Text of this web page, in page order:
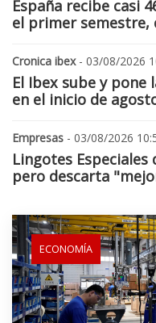
España recibe casi
el primer semestre,
Cronica ibex- 03/08/2026
El Ibex sube y pone
en el inicio de
Empresas - 03/08/2026
Lingotes
pero descarta
ECONOMÍA